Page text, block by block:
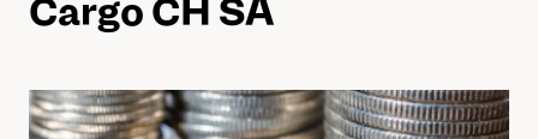
Cargo CH SA